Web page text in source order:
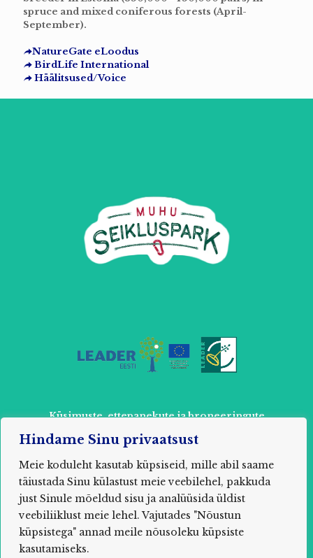
Hindame Sinu privaatsust
Meie koduleht kasutab küpsiseid, mille abil saame
täiustada Sinu külastust meie veebilehel, pakkuda
just Sinule mõeldud sisu ja analüüsida üldist
veebiliiklust meie lehel. Vajutades "Nõustun
küpsistega" annad meile nõusoleku küpsiste
kasutamiseks.
spruce and mixed coniferous forests (April-
September).
NatureGate eLoodus
BirdLife International
Häälitsused/Voice
Küsimuste, ettepanekute ja broneeringute
+ 372 52 803 87 võiinfo@muhuseikleja.ee
2021 MUHU SEIKLUSPARK / MTÜ Õpituba Saare
maakond, Muhu vald, Nõmmküla, Uuelu, 94752